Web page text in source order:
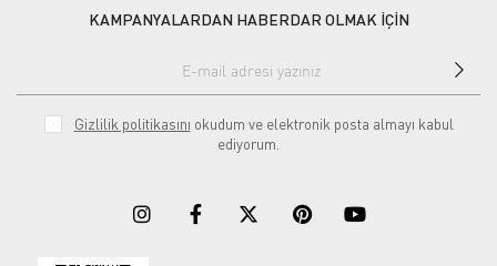
KAMPANYALARDAN HABERDAR OLMAK İÇİN
Gizlilik politikasını okudum ve elektronik posta almayı kabul
ediyorum.